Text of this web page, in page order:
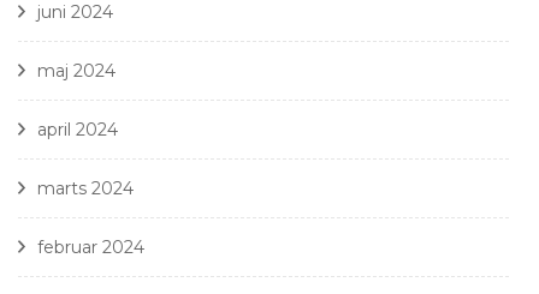
juni 2024
maj 2024
april 2024
marts 2024
februar 2024